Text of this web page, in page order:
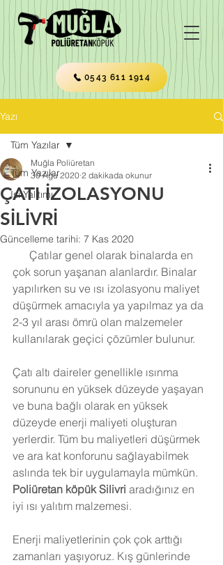
0543 611 1914
Yazı
Tüm Yazılar
Isı Yalıtımı
Tüm Yazılar
ÇATI İZOLASYONU
SİLİVRİ
Muğla Poliüretan
30 Ağu 2020 2 dakikada okunur
Güncelleme tarihi: 7 Kas 2020
çok sorun yaşanan alanlardır. Binalar
yapılırken su ve ısı izolasyonu maliyet
düşürmek amacıyla ya yapılmaz ya da
2-3 yıl arası ömrü olan malzemeler
kullanılarak geçici çözümler bulunur.
Çatı altı daireler genellikle ısınma
sorununu en yüksek düzeyde yaşayan
ve buna bağlı olarak en yüksek
düzeyde enerji maliyeti oluşturan
yerlerdir. Tüm bu maliyetleri düşürmek
ve ara kat konforunu sağlayabilmek
aslında tek bir uygulamayla mümkün.
Poliüretan köpük Silivri aradığınız en
iyi ısı yalıtım malzemesi.
Enerji maliyetlerinin çok çok arttığı
zamanları yaşıyoruz. Kış günlerinde